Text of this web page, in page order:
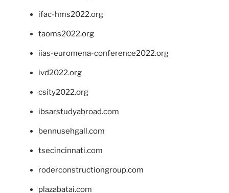
ifac-hms2022.org
taoms2022.org
iias-euromena-conference2022.org
ivd2022.org
csity2022.org
ibsarstudyabroad.com
bennusehgall.com
tsecincinnati.com
roderconstructiongroup.com
plazabatai.com